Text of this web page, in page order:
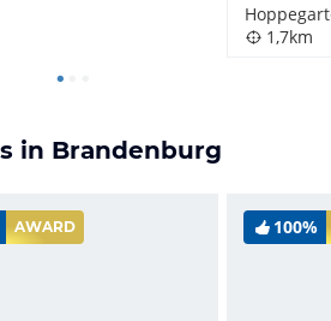
1,7km
in Brandenburg
AWARD 100%